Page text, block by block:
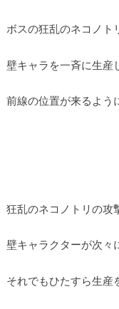
ボスの狂乱のネコノト
壁キャラを一斉に生産
前線の位置が来るよう
狂乱のネコノトリの攻
壁キャラクターが次々
それでもひたすら生産